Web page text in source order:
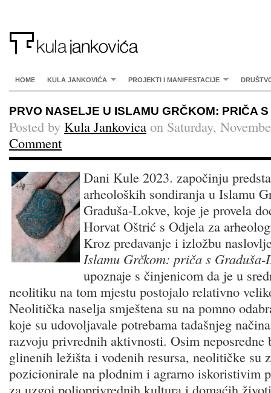
HOME KULA JANKOVIĆA PROJEKTI I MANIFESTACIJE
PRVO NASELJE U ISLAMU GRČKOM: PRIČA
Posted by Kula Jankovica on Saturday,
Comment
Dani Kule 2023. započinju
arheoloških sondiranja u Islamu
Graduša-Lokve, koje je provela
Horvat Oštrić s Odjela za
Kroz predavanje i izložbu
Islamu Grčkom: priča s Graduša-
upoznaje s činjenicom da je u
neolitiku na tom mjestu postojalo relativno
Neolitička naselja smještena su na pomno
koje su udovoljavale potrebama tadašnjeg
razvoju privrednih aktivnosti. Osim
glinenih ležišta i vodenih resursa, neolitičke su
pozicionirale na plodnim i agrarno iskoristivim
za uzgoj poljoprivrednih kultura i domaćih